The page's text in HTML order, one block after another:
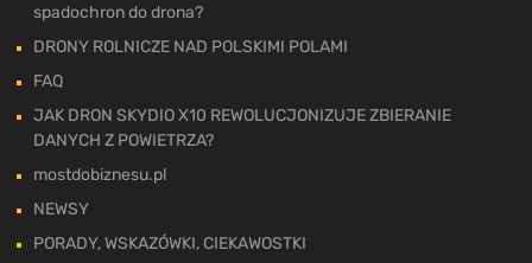
spadochron do drona?
DRONY ROLNICZE NAD POLSKIMI POLAMI
FAQ
JAK DRON SKYDIO X10 REWOLUCJONIZUJE ZBIERANIE
DANYCH Z POWIETRZA?
mostdobiznesu.pl
NEWSY
PORADY, WSKAZÓWKI, CIEKAWOSTKI